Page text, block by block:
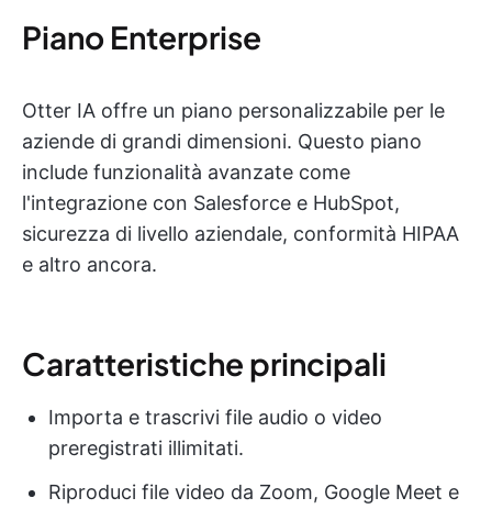
Piano Enterprise
Otter IA offre un piano personalizzabile per le
aziende di grandi dimensioni. Questo piano
include funzionalità avanzate come
l'integrazione con Salesforce e HubSpot,
sicurezza di livello aziendale, conformità HIPAA
e altro ancora.
Caratteristiche principali
Importa e trascrivi file audio o video
preregistrati illimitati.
Riproduci file video da Zoom, Google Meet e